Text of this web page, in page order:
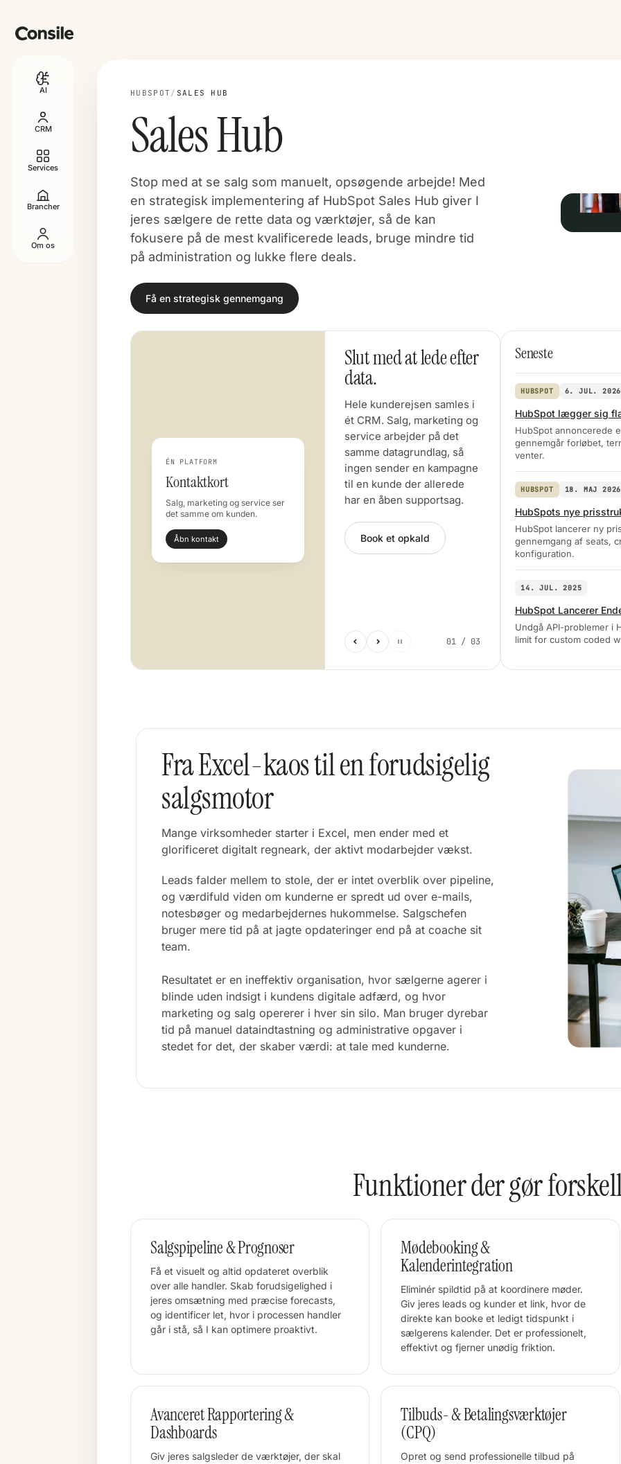
AI
CRM
Services
Brancher
Om os
HUBSPOT / SALES HUB
Sales Hub
Stop med at se salg som manuelt, opsøgende arbejde! Med
en strategisk implementering af HubSpot Sales Hub giver I
jeres sælgere de rette data og værktøjer, så de kan
fokusere på de mest kvalificerede leads, bruge mindre tid
på administration og lukke flere deals.
Få en strategisk gennemgang
ÉN PLATFORM
Kontaktkort
Salg, marketing og service ser
det samme om kunden.
Åbn kontakt
Slut med at lede efter
data.
Hele kunderejsen samles i
ét CRM. Salg, marketing og
service arbejder på det
samme datagrundlag, så
ingen sender en kampagne
til en kunde der allerede
har en åben supportsag.
Book et opkald
01 / 03
Seneste
HUBSPOT 6. JUL. 2026
HubSpot lægger sig
HubSpot annoncerede
gennemgår forløbet,
venter.
HUBSPOT 18. MAJ 2026
HubSpots nye
HubSpot lancerer ny
gennemgang af seats,
konfiguration.
14. JUL. 2025
HubSpot Lancerer
Undgå API-problemer i
limit for custom coded
Fra Excel-kaos til en forudsigelig
salgsmotor
Mange virksomheder starter i Excel, men ender med et
glorificeret digitalt regneark, der aktivt modarbejder vækst.
Leads falder mellem to stole, der er intet overblik over pipeline,
og værdifuld viden om kunderne er spredt ud over e-mails,
notesbøger og medarbejdernes hukommelse. Salgschefen
bruger mere tid på at jagte opdateringer end på at coache sit
team.
Resultatet er en ineffektiv organisation, hvor sælgerne agerer i
blinde uden indsigt i kundens digitale adfærd, og hvor
marketing og salg opererer i hver sin silo. Man bruger dyrebar
tid på manuel dataindtastning og administrative opgaver i
stedet for det, der skaber værdi: at tale med kunderne.
Funktioner der gør
Salgspipeline & Prognoser
Få et visuelt og altid opdateret overblik
over alle handler. Skab forudsigelighed i
jeres omsætning med præcise forecasts,
og identificer let, hvor i processen handler
går i stå, så I kan optimere proaktivt.
Mødebooking &
Kalenderintegration
Eliminér spildtid på at koordinere møder.
Giv jeres leads og kunder et link, hvor de
direkte kan booke et ledigt tidspunkt i
sælgerens kalender. Det er professionelt,
effektivt og fjerner unødig friktion.
Avanceret Rapportering &
Dashboards
Giv jeres salgsleder de værktøjer, der skal
Tilbuds- & Betalingsværktøjer
(CPQ)
Opret og send professionelle tilbud på